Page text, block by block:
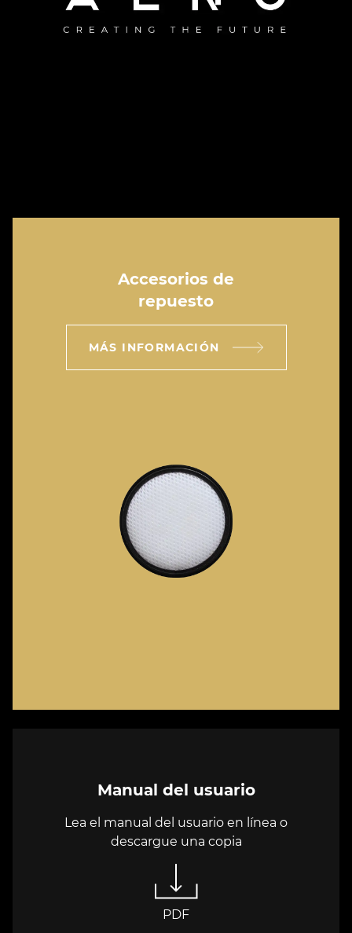
Accesorios de
repuesto
MÁS INFORMACIÓN
Manual del usuario
Lea el manual del usuario en línea o
descargue una copia
PDF